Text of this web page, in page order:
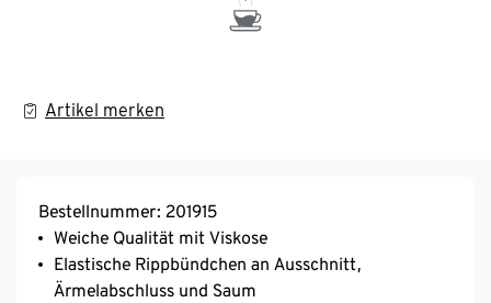
Artikel merken
Bestellnummer: 201915
Weiche Qualität mit Viskose
Elastische Rippbündchen an Ausschnitt,
Ärmelabschluss und Saum